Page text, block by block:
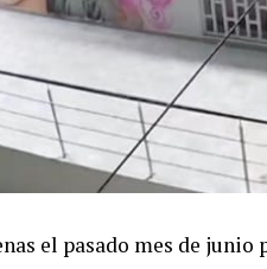
el pasado mes de